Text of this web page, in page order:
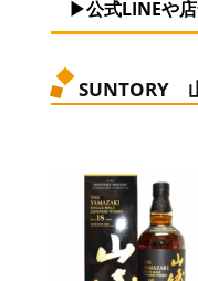
▶公式LINEや
SUNTORY